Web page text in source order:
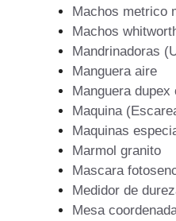
Machos metrico
Machos
Mandrinadoras
Manguera aire
Manguera dupex
Maquina
Maquinas
Marmol granito
Mascara
Medidor de
Mesa